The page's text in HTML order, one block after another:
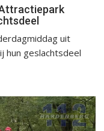
uit
hun geslachtsdeel